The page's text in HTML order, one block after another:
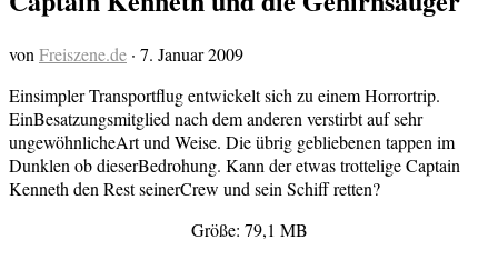
von Freiszene.de · 7. Januar 2009
Einsimpler Transportflug entwickelt sich zu einem Horrortrip.
EinBesatzungsmitglied nach dem anderen verstirbt auf sehr
ungewöhnlicheArt und Weise. Die übrig gebliebenen tappen im
Dunklen ob dieserBedrohung. Kann der etwas trottelige Captain
Kenneth den Rest seinerCrew und sein Schiff retten?
Größe: 79,1 MB